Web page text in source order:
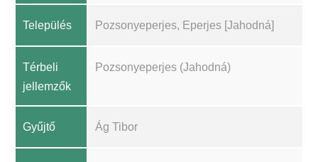
Település Pozsonyeperjes, Eperjes [Jahodná]
Térbeli
jellemzők
Pozsonyeperjes (Jahodná)
Gyűjtő Ág Tibor